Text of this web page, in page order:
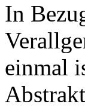
In
einmal